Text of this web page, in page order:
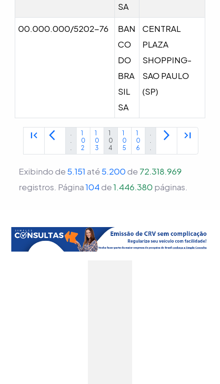
SA
00.000.000/5202-76
BAN
CO
DO
BRA
SIL
SA
CENTRAL
PLAZA
SHOPPING-
SAO PAULO
(SP)
first_page arrow_back_ios
.
.
.
1
0
2
1
0
3
1
0
4
1
0
5
1
0
6
.
.
.
arrow_forward_ios last_page
Exibindo de5.151 até5.200de 72.318.969
registros. Página104de1.446.380 páginas.